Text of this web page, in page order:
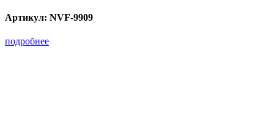
Артикул: NVF-9909
подробнее